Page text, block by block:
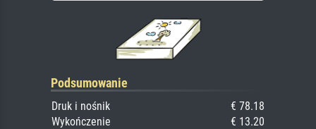
Podsumowanie
Druk i nośnik
€ 78.18
Wykończenie
€ 13.20